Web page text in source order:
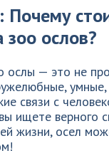
Почему
зоо ослов?
ослы — это не
умные,
связи с
ищете верного
жизни, осел